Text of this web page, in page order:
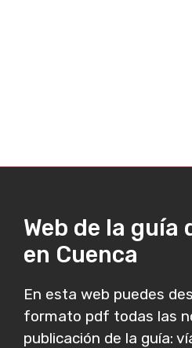
Web de la guía
en Cuenca
En esta web puedes
formato pdf todas las
publicación de la guía: